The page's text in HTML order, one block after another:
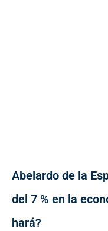
Abelardo de la
del 7 % en la
hará?